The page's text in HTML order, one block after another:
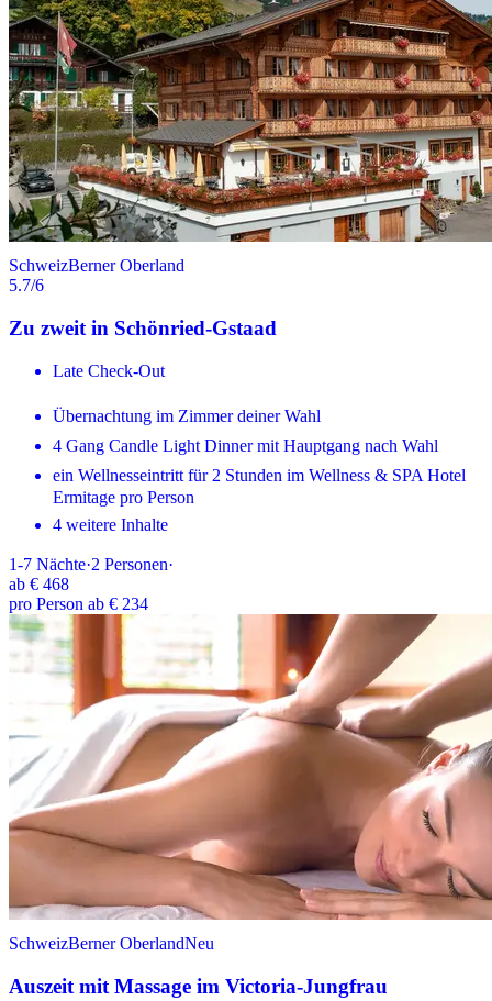
SchweizBerner Oberland
5.7/6
Zu zweit in Schönried-Gstaad
Late Check-Out
Übernachtung im Zimmer deiner Wahl
4 Gang Candle Light Dinner mit Hauptgang nach Wahl
ein Wellnesseintritt für 2 Stunden im Wellness & SPA Hotel
Ermitage pro Person
4 weitere Inhalte
1-7 Nächte·2 Personen·
ab € 468
pro Person ab € 234
SchweizBerner OberlandNeu
Auszeit mit Massage im Victoria-Jungfrau